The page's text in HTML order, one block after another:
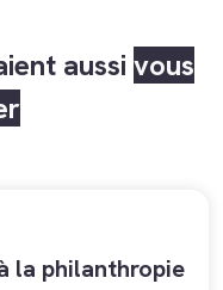
aussi vous
la philanthropie